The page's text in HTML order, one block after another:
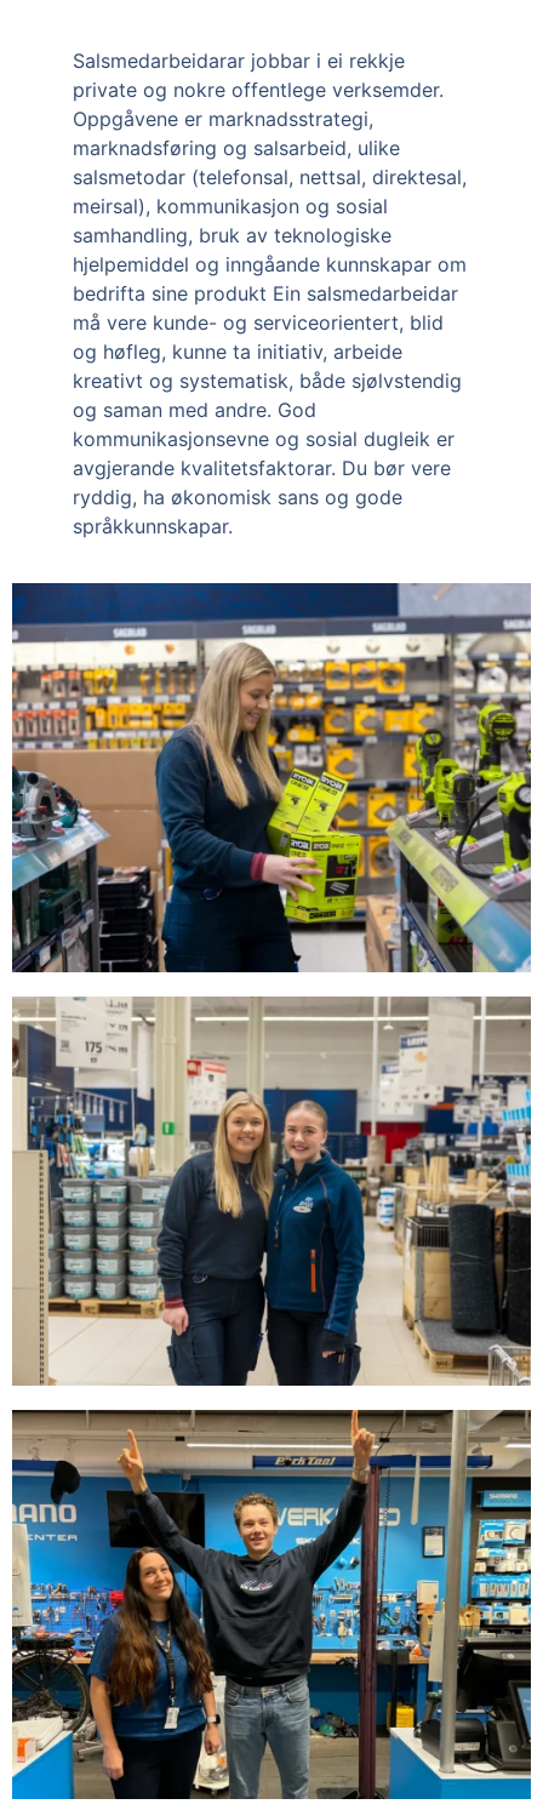
Salsmedarbeidarar jobbar i ei rekkje
private og nokre offentlege verksemder.
Oppgåvene er marknadsstrategi,
marknadsføring og salsarbeid, ulike
salsmetodar (telefonsal, nettsal, direktesal,
meirsal), kommunikasjon og sosial
samhandling, bruk av teknologiske
hjelpemiddel og inngåande kunnskapar om
bedrifta sine produkt Ein salsmedarbeidar
må vere kunde- og serviceorientert, blid
og høfleg, kunne ta initiativ, arbeide
kreativt og systematisk, både sjølvstendig
og saman med andre. God
kommunikasjonsevne og sosial dugleik er
avgjerande kvalitetsfaktorar. Du bør vere
ryddig, ha økonomisk sans og gode
språkkunnskapar.